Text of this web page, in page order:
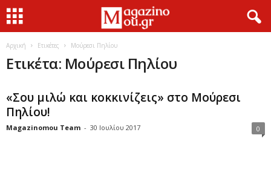
Αρχική Ετικέτες Μούρεσι Πηλίου
Ετικέτα: Μούρεσι Πηλίου
«Σου μιλώ και κοκκινίζεις» στο Μούρεσι
Πηλίου!
Magazinomou Team - 30 Ιουλίου 2017 0